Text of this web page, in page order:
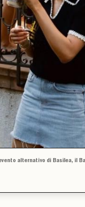
alternativo di Basilea, il